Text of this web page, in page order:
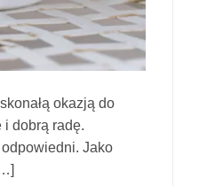
okazją do
dobrą radę.
Jako